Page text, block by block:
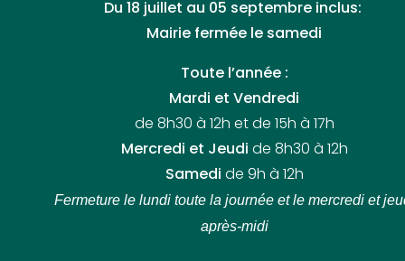
Du 18 juillet au 05 septembre inclus:
Mairie fermée le samedi
Toute l’année :
Mardi et Vendredi
de 8h30 à 12h et de 15h à 17h
Mercredi et Jeudi de 8h30 à 12h
Samedi de 9h à 12h
Fermeture le lundi toute la journée et le mercredi et
après-midi